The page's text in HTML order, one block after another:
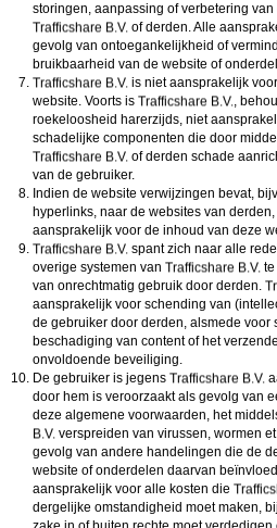
storingen, aanpassing of verbetering
of derden. Alle
gevolg van ontoegankelijkheid of
bruikbaarheid van de website of
is niet aansprakelijk
website. Voorts is
,
roekeloosheid harerzijds, niet
schadelijke componenten die door
of derden schade
van de gebruiker.
Indien de website verwijzingen bevat,
hyperlinks, naar de websites van derden,
aansprakelijk voor de inhoud van deze
spant zich naar alle
overige systemen van
van onrechtmatig gebruik door derden.
aansprakelijk voor schending van
de gebruiker door derden, alsmede voor
beschadiging van content of het
onvoldoende beveiliging.
De gebruiker is jegens
door hem is veroorzaakt als gevolg van
deze algemene voorwaarden, het
verspreiden van virussen, wormen
gevolg van andere handelingen die de
website of onderdelen daarvan
aansprakelijk voor alle kosten die
dergelijke omstandigheid moet maken,